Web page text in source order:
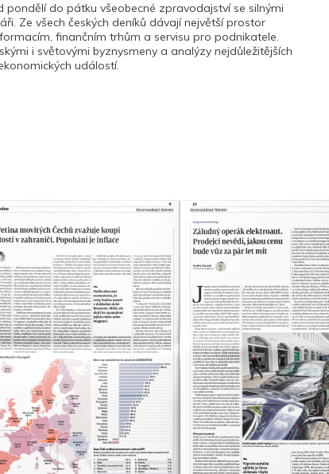
pondělí do pátku všeobecné zpravodajství se silnými
Ze všech českých deníků dávají největší prostor
finančním trhům a servisu pro podnikatele.
i světovými byznysmeny a analýzy nejdůležitějších
událostí.